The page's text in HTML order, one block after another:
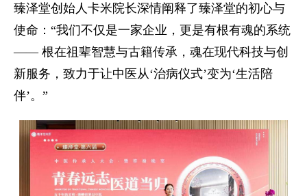
臻泽堂创始人卡米院长深情阐释了臻泽堂的初心与
使命：“我们不仅是一家企业，更是有根有魂的系统
—— 根在祖辈智慧与古籍传承，魂在现代科技与创
新服务，致力于让中医从‘治病仪式’变为‘生活陪
伴’。”